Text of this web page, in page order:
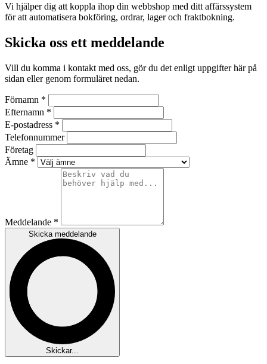
Vi hjälper dig att koppla ihop din webbshop med ditt affärssystem
för att automatisera bokföring, ordrar, lager och fraktbokning.
Skicka oss ett meddelande
Vill du komma i kontakt med oss, gör du det enligt uppgifter här på
sidan eller genom formuläret nedan.
Förnamn *
Efternamn *
E-postadress *
Telefonnummer
Företag
Ämne *
Meddelande *
Skicka meddelande
Skickar...